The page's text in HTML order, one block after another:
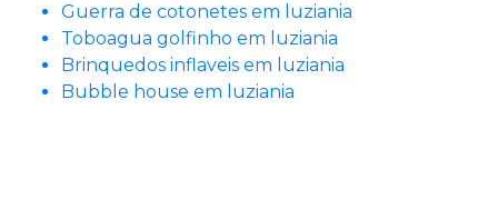
Guerra de cotonetes em luziania
Toboagua golfinho em luziania
Brinquedos inflaveis em luziania
Bubble house em luziania